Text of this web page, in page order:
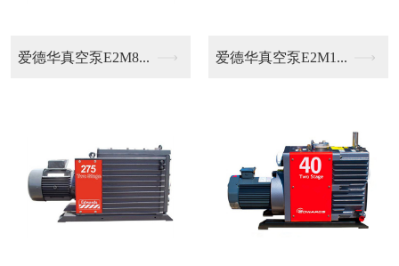
普旭油过滤器销售 普旭真空泵RA015...